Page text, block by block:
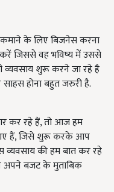
के लिए बिजनेस करना
जिससे वह भविष्य में उससे
शुरू करने जा रहे है
होना बहुत जरुरी है.
कर रहे हैं, तो आज हम
हैं, जिसे शुरू करके आप
की हम बात कर रहे
अपने बजट के मुताबिक